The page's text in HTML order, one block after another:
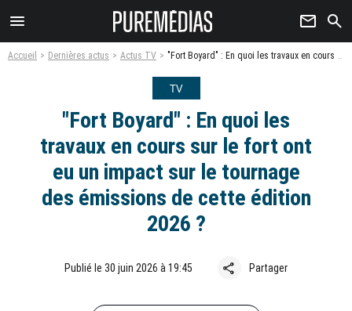
menu newsletter search
Accueil Dernières actus Actus TV "Fort Boyard" : En quoi les travaux en cours sur le fort ont eu un impact sur le tournage des émissions de cette édition 2026 ?
TV
"Fort Boyard" : En quoi les
travaux en cours sur le fort ont
eu un impact sur le tournage
des émissions de cette édition
2026 ?
Publié le 30 juin 2026 à 19:45 share Partager